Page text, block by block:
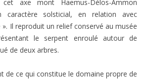
cet axe mont Haemus-Délos-Ammon
caractère solsticial, en relation avec
». Il reproduit un relief conservé au musée
le serpent enroulé autour de
de deux arbres.
de ce qui constitue le domaine propre de